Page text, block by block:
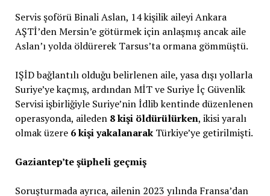
Servis şoförü Binali Aslan, 14 kişilik aileyi Ankara
AŞTİ’den Mersin’e götürmek için anlaşmış ancak aile
Aslan’ı yolda öldürerek Tarsus’ta ormana gömmüştü.
IŞİD bağlantılı olduğu belirlenen aile, yasa dışı yollarla
Suriye’ye kaçmış, ardından MİT ve Suriye İç Güvenlik
Servisi işbirliğiyle Suriye’nin İdlib kentinde düzenlenen
operasyonda, aileden 8 kişi öldürülürken, ikisi yaralı
olmak üzere 6 kişi yakalanarakTürkiye’ye getirilmişti.
Gaziantep’te şüpheli geçmiş
Soruşturmada ayrıca, ailenin 2023 yılında Fransa’dan